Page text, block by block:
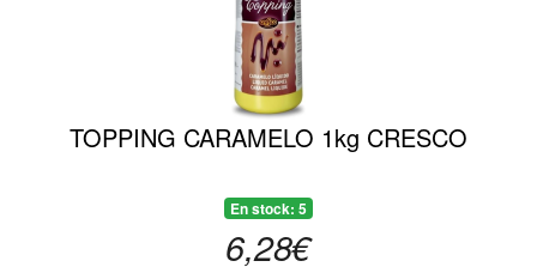
TOPPING CARAMELO 1kg CRESCO
En stock: 5
6,28€